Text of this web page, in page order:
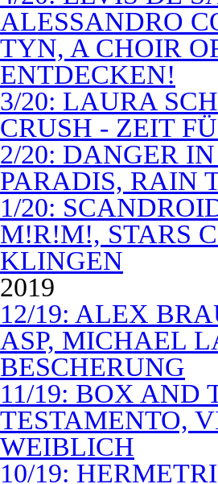
ALESSANDRO
TYN, A CHOIR
ENTDECKEN!
3/20: LAURA
CRUSH - ZEIT
2/20: DANGER
PARADIS, RAIN
1/20:
M!R!M!, STARS
KLINGEN
2019
12/19: ALEX
ASP, MICHAEL
BESCHERUNG
11/19: BOX AND
TESTAMENTO,
WEIBLICH
10/19: